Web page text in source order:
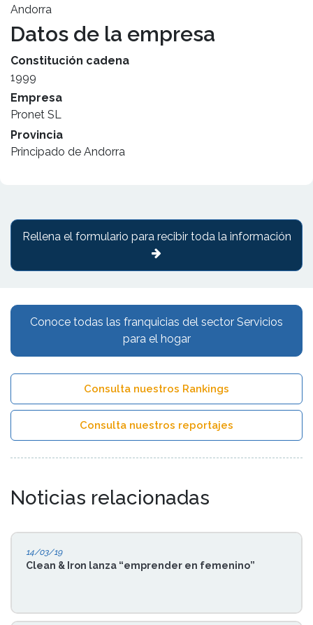
Andorra
Datos de la empresa
Constitución cadena
1999
Empresa
Pronet SL
Provincia
Principado de Andorra
Conoce todas las franquicias del sector Servicios
para el hogar
Consulta nuestros Rankings
Consulta nuestros reportajes
Noticias relacionadas
14/03/19
Clean & Iron lanza “emprender en femenino”